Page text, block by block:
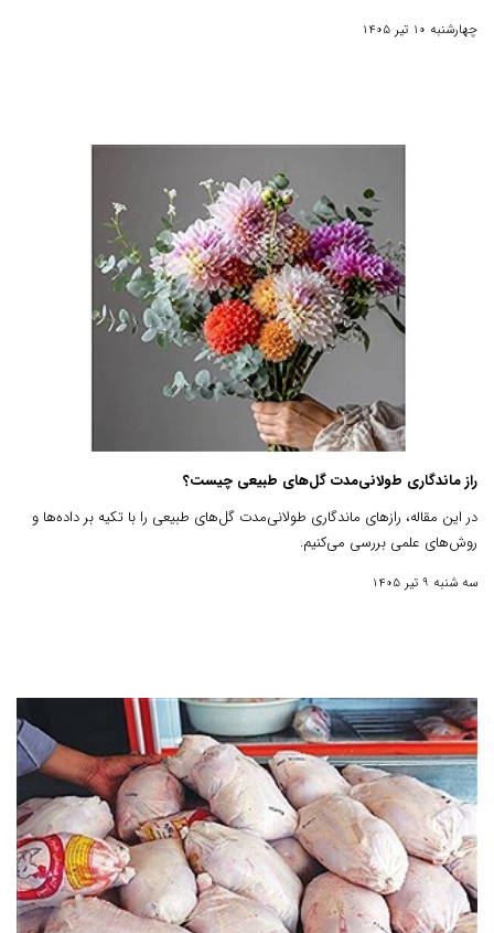
چهارشنبه 10 تیر 1405
راز ماندگاری طولانی‌مدت گل‌های طبیعی چیست؟
در این مقاله، رازهای ماندگاری طولانی‌مدت گل‌های طبیعی را با تکیه بر داده‌ها و
روش‌های علمی بررسی می‌کنیم.
سه شنبه 9 تیر 1405